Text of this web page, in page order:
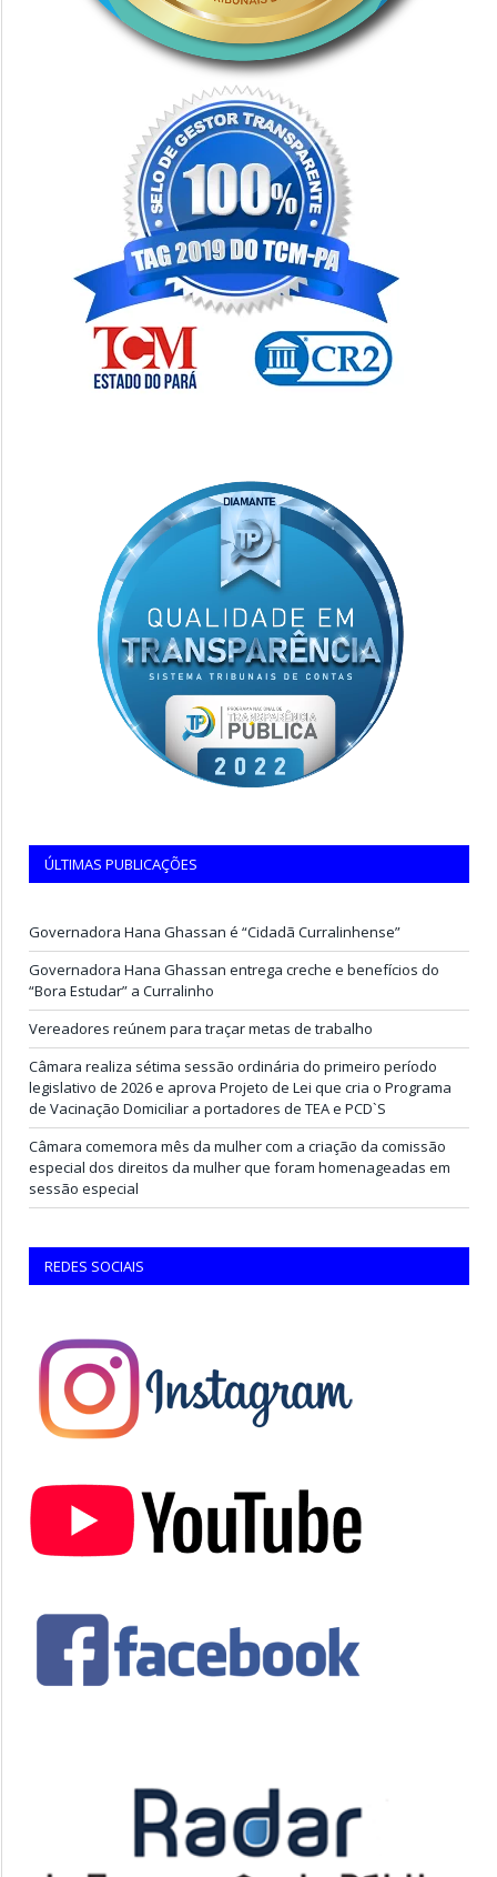
ÚLTIMAS PUBLICAÇÕES
Governadora Hana Ghassan é “Cidadã Curralinhense”
Governadora Hana Ghassan entrega creche e benefícios do
“Bora Estudar” a Curralinho
Vereadores reúnem para traçar metas de trabalho
Câmara realiza sétima sessão ordinária do primeiro período
legislativo de 2026 e aprova Projeto de Lei que cria o Programa
de Vacinação Domiciliar a portadores de TEA e PCD`S
Câmara comemora mês da mulher com a criação da comissão
especial dos direitos da mulher que foram homenageadas em
sessão especial
REDES SOCIAIS